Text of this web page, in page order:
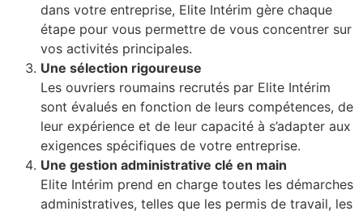
dans votre entreprise, Elite Intérim gère chaque
étape pour vous permettre de vous concentrer sur
vos activités principales.
Une sélection rigoureuse
Les ouvriers roumains recrutés par Elite Intérim
sont évalués en fonction de leurs compétences, de
leur expérience et de leur capacité à s’adapter aux
exigences spécifiques de votre entreprise.
Une gestion administrative clé en main
Elite Intérim prend en charge toutes les démarches
administratives, telles que les permis de travail, les